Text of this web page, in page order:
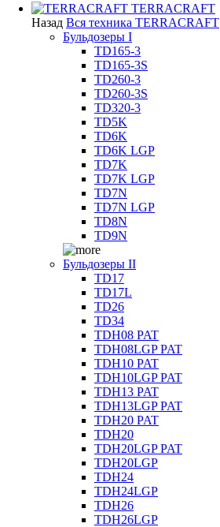
TERRACRAFT
Назад Вся техника TERRACRAFT
Бульдозеры I
TD165-3
TD165-3S
TD260-3
TD260-3S
TD320-3
TD5K
TD6K
TD6K LGP
TD7K
TD7K LGP
TD7N
TD7N LGP
TD8N
TD9N
Бульдозеры II
TD17
TD17L
TD26
TD34
TDH08 PAT
TDH08LGP PAT
TDH10 PAT
TDH10LGP PAT
TDH13 PAT
TDH13LGP PAT
TDH20 PAT
TDH20
TDH20LGP PAT
TDH20LGP
TDH24
TDH24LGP
TDH26
TDH26LGP